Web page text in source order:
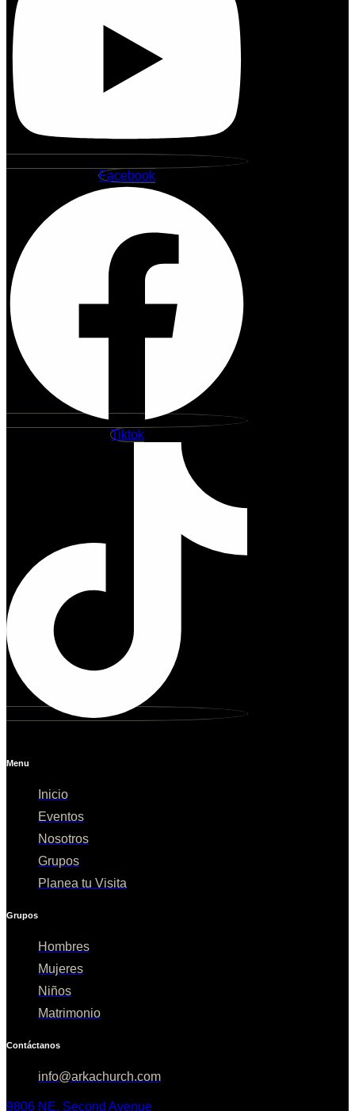
Facebook
Tiktok
Menu
Inicio
Eventos
Nosotros
Grupos
Planea tu Visita
Grupos
Hombres
Mujeres
Niños
Matrimonio
Contáctanos
info@arkachurch.com
9806 NE. Second Avenue